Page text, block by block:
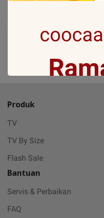
Produk
TV
TV By Size
Flash Sale
Bantuan
Servis & Perbaikan
FAQ
Gift
Ramadan ini
challenge, dan